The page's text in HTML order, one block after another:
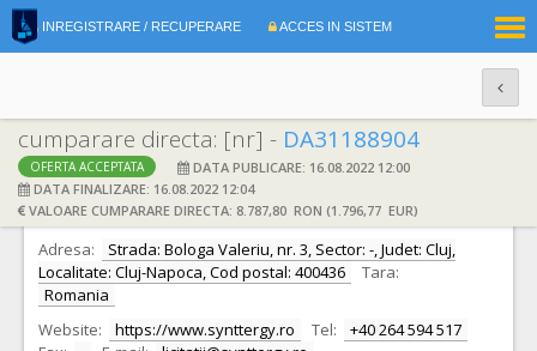
INREGISTRARE / RECUPERARE ACCES IN SISTEM
cumparare directa: [nr] - DA31188904
OFERTA ACCEPTATA
DATA PUBLICARE: 16.08.2022 12:00
DATA FINALIZARE: 16.08.2022 12:04
VALOARE CUMPARARE DIRECTA: 8.787,80 RON (1.796,77 EUR)
DATE IDENTIFICARE OFERTANT
Ofertant: S.C. SYNTTERGY CONSULT S.R.L. CIF:
14446373
Adresa:
Strada: Bologa Valeriu, nr. 3, Sector: -, Judet: Cluj,
Localitate: Cluj-Napoca, Cod postal: 400436
Tara:
Romania
Website:
https://www.synttergy.ro Tel:
+40 264 594 517